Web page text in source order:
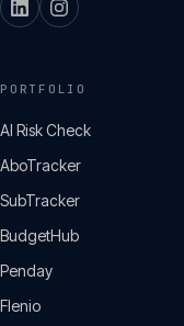
PORTFOLIO
AI Risk Check
AboTracker
SubTracker
BudgetHub
Penday
Flenio